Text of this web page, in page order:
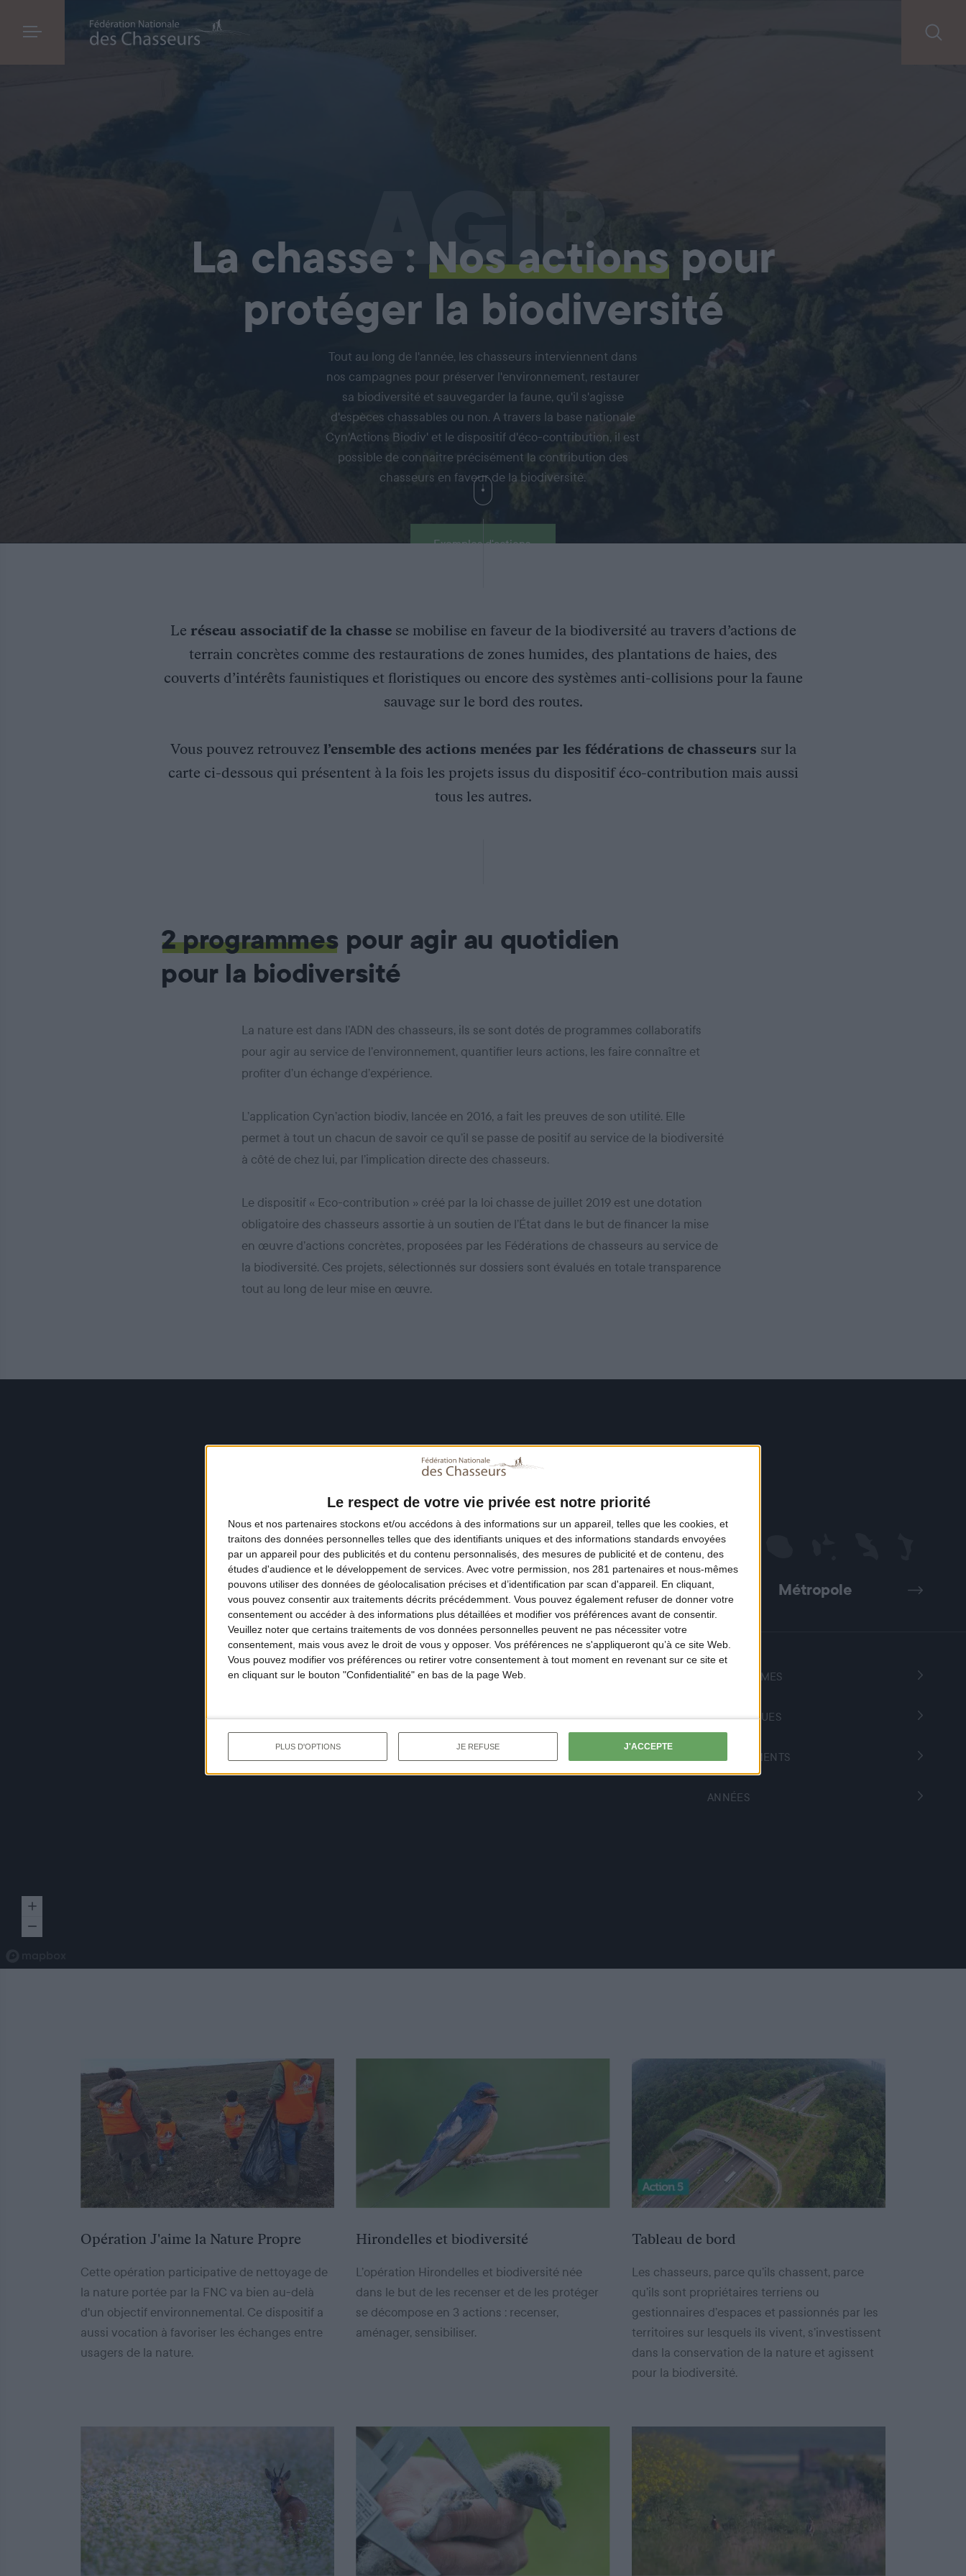
Le respect de votre vie privée est notre priorité
Nous et nos partenaires stockons et/ou accédons à des informations sur un appareil, telles que les cookies, et
traitons des données personnelles telles que des identifiants uniques et des informations standards envoyées
par un appareil pour des publicités et du contenu personnalisés, des mesures de publicité et de contenu, des
études d'audience et le développement de services. Avec votre permission, nos 281 partenaires et nous-mêmes
pouvons utiliser des données de géolocalisation précises et d’identification par scan d'appareil. En cliquant,
vous pouvez consentir aux traitements décrits précédemment. Vous pouvez également refuser de donner votre
consentement ou accéder à des informations plus détaillées et modifier vos préférences avant de consentir.
Veuillez noter que certains traitements de vos données personnelles peuvent ne pas nécessiter votre
consentement, mais vous avez le droit de vous y opposer. Vos préférences ne s'appliqueront qu’à ce site Web.
Vous pouvez modifier vos préférences ou retirer votre consentement à tout moment en revenant sur ce site et
en cliquant sur le bouton "Confidentialité" en bas de la page Web.
PLUS D'OPTIONS JE REFUSE J'ACCEPTE
AGIR
La chasse : Nos actionspour
protéger la biodiversité
Tout au long de l'année, les chasseurs interviennent dans
nos campagnes pour préserver l'environnement, restaurer
sa biodiversité et sauvegarder la faune, qu'il s'agisse
d'espèces chassables ou non. A travers la base nationale
Cyn'Actions Biodiv' et le dispositif d'éco-contribution, il est
possible de connaitre précisément la contribution des
chasseurs en faveur de la biodiversité.
Exemples d'actions
Le réseau associatif de la chassese mobilise en faveur de la biodiversité au travers d’actions de
terrain concrètes comme des restaurations de zones humides, des plantations de haies, des
couverts d’intérêts faunistiques et floristiques ou encore des systèmes anti-collisions pour la faune
sauvage sur le bord des routes.
Vous pouvez retrouvez l’ensemble des actions menées par les fédérations de chasseurs sur la
carte ci-dessous qui présentent à la fois les projets issus du dispositif éco-contribution mais aussi
tous les autres.
– évacuation des déchets de venaison des grands gibiers vers un centre d’équarrissage pour incinération
2 programmes pour agir au quotidien
pour la biodiversité
La nature est dans l’ADN des chasseurs, ils se sont dotés de programmes collaboratifs
pour agir au service de l’environnement, quantifier leurs actions, les faire connaître et
profiter d’un échange d’expérience.
L’application Cyn’action biodiv, lancée en 2016, a fait les preuves de son utilité. Elle
permet à tout un chacun de savoir ce qu’il se passe de positif au service de la biodiversité
à côté de chez lui, par l’implication directe des chasseurs.
Le dispositif « Eco-contribution » créé par la loi chasse de juillet 2019 est une dotation
obligatoire des chasseurs assortie à un soutien de l’État dans le but de financer la mise
en œuvre d’actions concrètes, proposées par les Fédérations de chasseurs au service de
la biodiversité. Ces projets, sélectionnés sur dossiers sont évalués en totale transparence
tout au long de leur mise en œuvre.
Précédent Métropole Suivant
PROGRAMMES
THÉMATIQUES
DÉPARTEMENTS
ANNÉES
Opération J'aime la Nature Propre
Cette opération participative de nettoyage de
la nature portée par la FNC va bien au-delà
d'un objectif environnemental. Ce dispositif a
aussi vocation à favoriser les échanges entre
usagers de la nature.
Hirondelles et biodiversité
L’opération Hirondelles et biodiversité née
dans le but de les recenser et de les protéger
se décompose en 3 actions : recenser,
aménager, sensibiliser.
Tableau de bord
Les chasseurs, parce qu’ils chassent, parce
qu’ils sont propriétaires terriens ou
gestionnaires d’espaces et passionnés par les
territoires sur lesquels ils vivent, s’investissent
dans la conservation de la nature et agissent
pour la biodiversité.